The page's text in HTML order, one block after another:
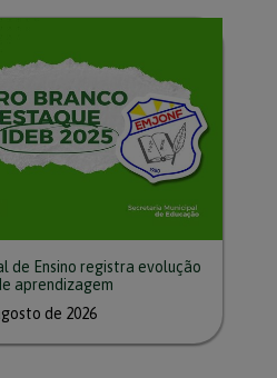
de Ensino registra evolução
aprendizagem
de 2026